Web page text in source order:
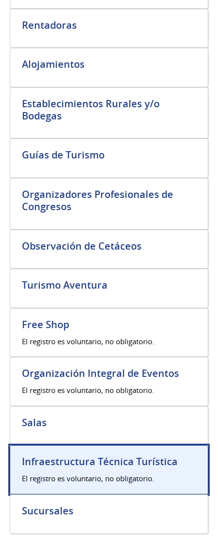
Rentadoras
Alojamientos
Establecimientos Rurales y/o
Bodegas
Guías de Turismo
Organizadores Profesionales de
Congresos
Observación de Cetáceos
Turismo Aventura
Free Shop
El registro es voluntario, no obligatorio.
Organización Integral de Eventos
El registro es voluntario, no obligatorio.
Salas
Infraestructura Técnica Turística
El registro es voluntario, no obligatorio.
Sucursales